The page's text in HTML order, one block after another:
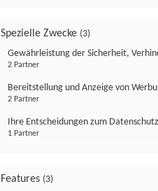
Spezielle Zwecke (3)
Gewährleistung der Sicherheit,
2 Partner
Bereitstellung und Anzeige von
2 Partner
Ihre Entscheidungen zum
1 Partner
Features (3)